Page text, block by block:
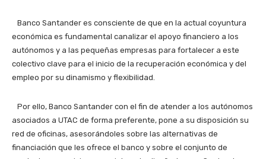
Banco Santander es consciente de que en la actual coyuntura
económica es fundamental canalizar el apoyo financiero a los
autónomos y a las pequeñas empresas para fortalecer a este
colectivo clave para el inicio de la recuperación económica y del
empleo por su dinamismo y flexibilidad.
Por ello, Banco Santander con el fin de atender a los autónomos
asociados a UTAC de forma preferente, pone a su disposición su
red de oficinas, asesorándoles sobre las alternativas de
financiación que les ofrece el banco y sobre el conjunto de